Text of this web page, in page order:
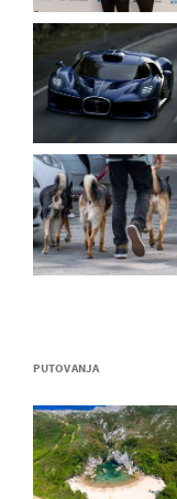
PUTOVANJA